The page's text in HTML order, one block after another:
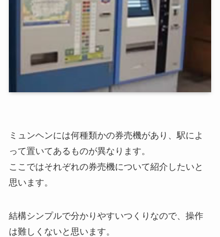
ミュンヘンには何種類かの券売機があり、駅によ
って置いてあるものが異なります。
ここではそれぞれの券売機について紹介したいと
思います。
結構シンプルで分かりやすいつくりなので、操作
は難しくないと思います。